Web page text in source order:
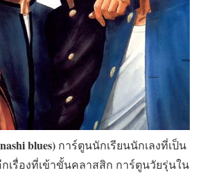
blues) การ์ตูนนักเรียนนักเลงที่เป็น
เรื่องที่เข้าขั้นคลาสสิก การ์ตูนวัยรุ่นใน